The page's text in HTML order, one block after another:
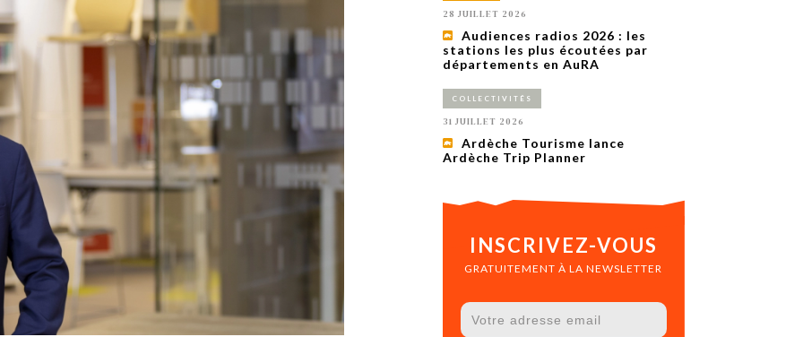
la campagne.
1 AN
28 JUILLET 2026
Audiences radios 2026 : les
stations les plus écoutées par
départements en AuRA
COLLECTIVITÉS
31 JUILLET 2026
Ardèche Tourisme lance
Ardèche Trip Planner
INSCRIVEZ-VOUS
GRATUITEMENT À LA NEWSLETTER